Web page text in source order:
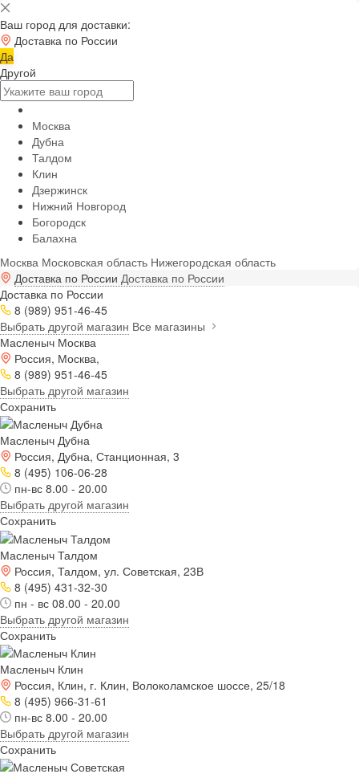
Ваш город для доставки:
Доставка по России
Да
Другой
Москва
Дубна
Талдом
Клин
Дзержинск
Нижний Новгород
Богородск
Балахна
Москва Московская область Нижегородская область
Доставка по России Доставка по России
Доставка по России
8 (989) 951-46-45
Выбрать другой магазин Все магазины
Масленыч Москва
Россия, Москва,
8 (989) 951-46-45
Выбрать другой магазин
Сохранить
Масленыч Дубна
Россия, Дубна, Станционная, 3
8 (495) 106-06-28
пн-вс 8.00 - 20.00
Выбрать другой магазин
Сохранить
Масленыч Талдом
Россия, Талдом, ул. Советская, 23В
8 (495) 431-32-30
пн - вс 08.00 - 20.00
Выбрать другой магазин
Сохранить
Масленыч Клин
Россия, Клин, г. Клин, Волоколамское шоссе, 25/18
8 (495) 966-31-61
пн-вс 8.00 - 20.00
Выбрать другой магазин
Сохранить